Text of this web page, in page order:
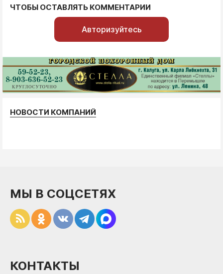
ЧТОБЫ ОСТАВЛЯТЬ КОММЕНТАРИИ
Авторизуйтесь
НОВОСТИ КОМПАНИЙ
МЫ В СОЦСЕТЯХ
КОНТАКТЫ